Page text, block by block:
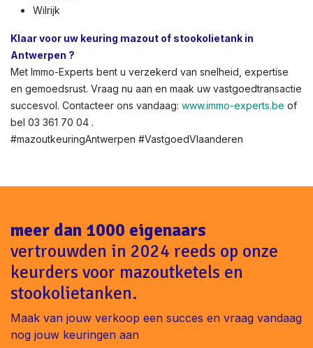
Wilrijk
Klaar voor uw keuring mazout of stookolietank in
Antwerpen ?
Met Immo-Experts bent u verzekerd van snelheid, expertise
en gemoedsrust. Vraag nu aan en maak uw vastgoedtransactie
succesvol. Contacteer ons vandaag: www.immo-experts.be of
bel 03 361 70 04 .
#mazoutkeuringAntwerpen #VastgoedVlaanderen
meer dan 1000 eigenaars
vertrouwden in 2024 reeds op onze
keurders voor mazoutketels en
stookolietanken.
Maak van jouw verkoop een succes en vraag vandaag
nog jouw keuringen aan